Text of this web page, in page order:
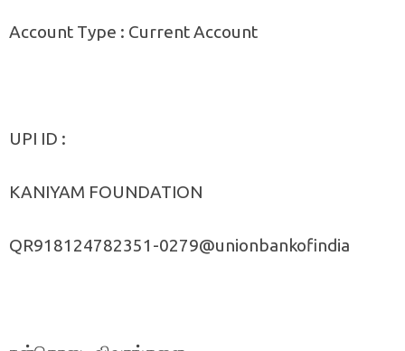
Account Type : Current Account
UPI ID :
KANIYAM FOUNDATION
QR918124782351-0279@unionbankofindia